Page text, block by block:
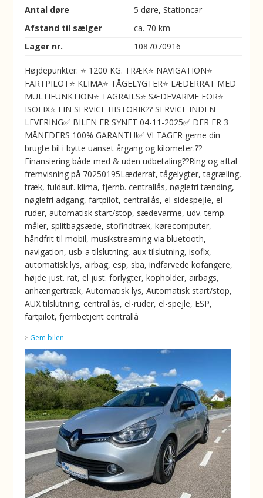
Antal døre
5 døre, Stationcar
Afstand til sælger
ca. 70 km
Lager nr.
1087070916
Højdepunkter: ⭐ 1200 KG. TRÆK⭐ NAVIGATION⭐
FARTPILOT⭐ KLIMA⭐ TÅGELYGTER⭐ LÆDERRAT MED
MULTIFUNKTION⭐ TAGRAILS⭐ SÆDEVARME FOR⭐
ISOFIX⭐ FIN SERVICE HISTORIK??️ SERVICE INDEN
LEVERING✅ BILEN ER SYNET 04-11-2025✅ DER ER 3
MÅNEDERS 100% GARANTI !!✅ VI TAGER gerne din
brugte bil i bytte uanset årgang og kilometer.??
Finansiering både med & uden udbetaling??Ring og aftal
fremvisning på 70250195Læderrat, tågelygter, tagræling,
træk, fuldaut. klima, fjernb. centrallås, nøglefri tænding,
nøglefri adgang, fartpilot, centrallås, el-sidespejle, el-
ruder, automatisk start/stop, sædevarme, udv. temp.
måler, splitbagsæde, stofindtræk, kørecomputer,
håndfrit til mobil, musikstreaming via bluetooth,
navigation, usb-a tilslutning, aux tilslutning, isofix,
automatisk lys, airbag, esp, sba, indfarvede kofangere,
højde just. rat, el just. forlygter, kopholder, airbags,
anhængertræk, Automatisk lys, Automatisk start/stop,
AUX tilslutning, centrallås, el-ruder, el-spejle, ESP,
fartpilot, fjernbetjent centrallå
Gem bilen